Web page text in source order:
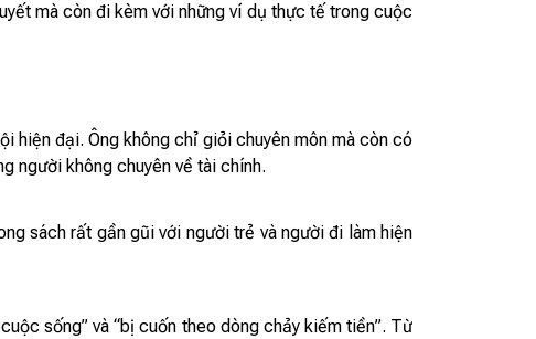
mà còn đi kèm với những ví dụ thực tế trong cuộc
hiện đại. Ông không chỉ giỏi chuyên môn mà còn có
người không chuyên về tài chính.
sách rất gần gũi với người trẻ và người đi làm hiện
sống” và “bị cuốn theo dòng chảy kiếm tiền”. Từ